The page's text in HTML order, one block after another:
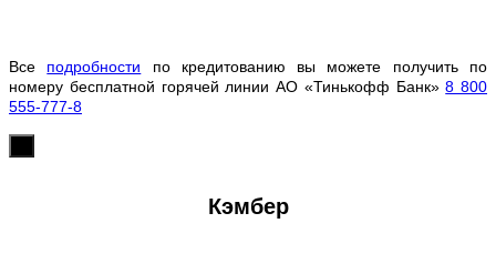
Все подробности по кредитованию вы можете получить по
номеру бесплатной горячей линии АО «Тинькофф Банк»8 800
555-777-8
Кэмбер